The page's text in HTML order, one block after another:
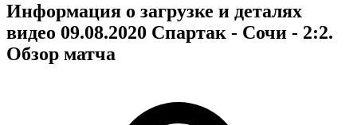
Информация о загрузке и деталях
видео 09.08.2020 Спартак - Сочи - 2:2.
Обзор матча